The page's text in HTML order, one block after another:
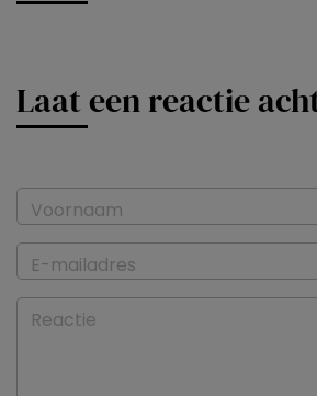
Laat een reactie
Voornaam
E-mailadres
Reactie